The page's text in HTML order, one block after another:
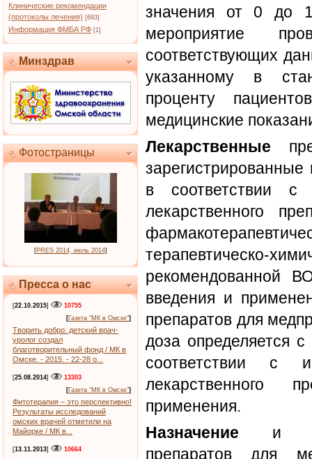
Клинические рекомендации
(протоколы лечения) [693]
Информация ФМБА РФ [1]
Минздрав
Фотостраницы
[PRES 2014, июль 2014]
Пресса о нас
[22.10.2015]
10755
[Газета "МК в Омске"]
Творить добро: детский врач-
уролог создал
благотворительный фонд / МК в
Омске. - 2015. - 22-28 о...
[25.08.2014]
13303
[Газета "МК в Омске"]
Фитотерапия – это перспективно!
Результаты исследований
омских врачей отметили на
Майорке / МК в...
[13.11.2013]
10664
значения от 0 до
мероприятие
соответствующих
указанному в
проценту
медицинские
Лекарственные
в соответствии с
лекарственного
терапевтическо-
рекомендованной
введения и
препаратов для
доза определяется
соответствии с
лекарственного
применения.
Назначение и
препаратов для